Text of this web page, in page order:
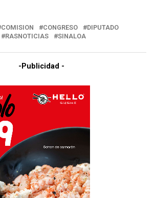
COMISION CONGRESO
DIPUTADO
RASNOTICIAS SINALOA
-Publicidad -